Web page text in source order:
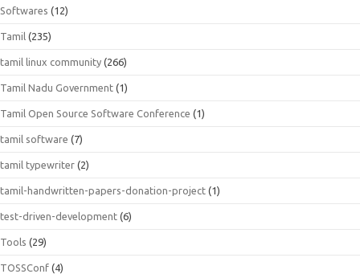
Softwares (12)
Tamil (235)
tamil linux community (266)
Tamil Nadu Government (1)
Tamil Open Source Software Conference (1)
tamil software (7)
tamil typewriter (2)
tamil-handwritten-papers-donation-project (1)
test-driven-development (6)
Tools (29)
TOSSConf (4)